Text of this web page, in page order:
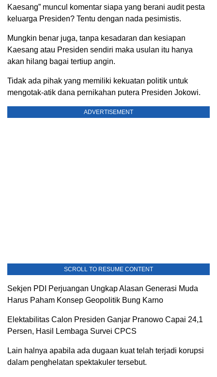
Kaesang” muncul komentar siapa yang berani audit pesta
keluarga Presiden? Tentu dengan nada pesimistis.
Mungkin benar juga, tanpa kesadaran dan kesiapan
Kaesang atau Presiden sendiri maka usulan itu hanya
akan hilang bagai tertiup angin.
Tidak ada pihak yang memiliki kekuatan politik untuk
mengotak-atik dana pernikahan putera Presiden Jokowi.
ADVERTISEMENT
SCROLL TO RESUME CONTENT
Sekjen PDI Perjuangan Ungkap Alasan Generasi Muda
Harus Paham Konsep Geopolitik Bung Karno
Elektabilitas Calon Presiden Ganjar Pranowo Capai 24,1
Persen, Hasil Lembaga Survei CPCS
Lain halnya apabila ada dugaan kuat telah terjadi korupsi
dalam penghelatan spektakuler tersebut.